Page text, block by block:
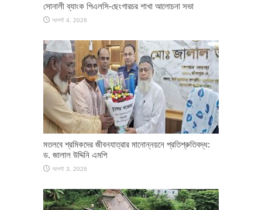
সোনালী ব্যাংক পিএলসি-ছেংগারচর শাখা আলোচনা সভা
আগস্ট 4, 2026
মতলবে শ্রমিকদের জীবনযাত্রার মানোন্নয়নে প্রতিশ্রুতিবদ্ধ:
ড. জালাল উদ্দিনি এমপি
আগস্ট 3, 2026